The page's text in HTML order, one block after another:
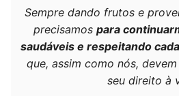
Sempre dando frutos e
precisamos para
saudáveis e respeitando
que, assim como nós,
seu direito à